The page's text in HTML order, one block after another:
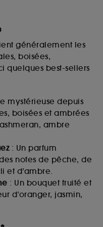
généralement les
boisées,
quelques best-sellers
mystérieuse depuis
boisées et ambrées
ambre
: Un parfum
notes de pêche, de
et d’ambre.
: Un bouquet fruité et
d’oranger, jasmin,